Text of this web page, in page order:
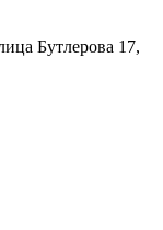
Бутлерова 17,